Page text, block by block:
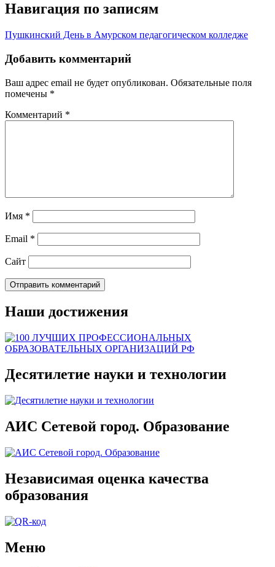
Навигация по записям
Пушкинский День в Амурском педагогическом колледже
Добавить комментарий
Ваш адрес email не будет опубликован. Обязательные поля
помечены *
Комментарий *
Имя *
Email *
Сайт
Наши достижения
Десятилетие науки и технологии
АИС Сетевой город. Образование
Независимая оценка качества
образования
Меню